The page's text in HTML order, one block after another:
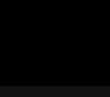
透過舞者在
相互排列，